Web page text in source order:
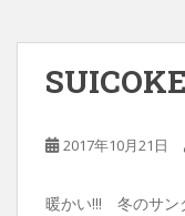
2017年10月21日
暖かい!!! 冬のサン